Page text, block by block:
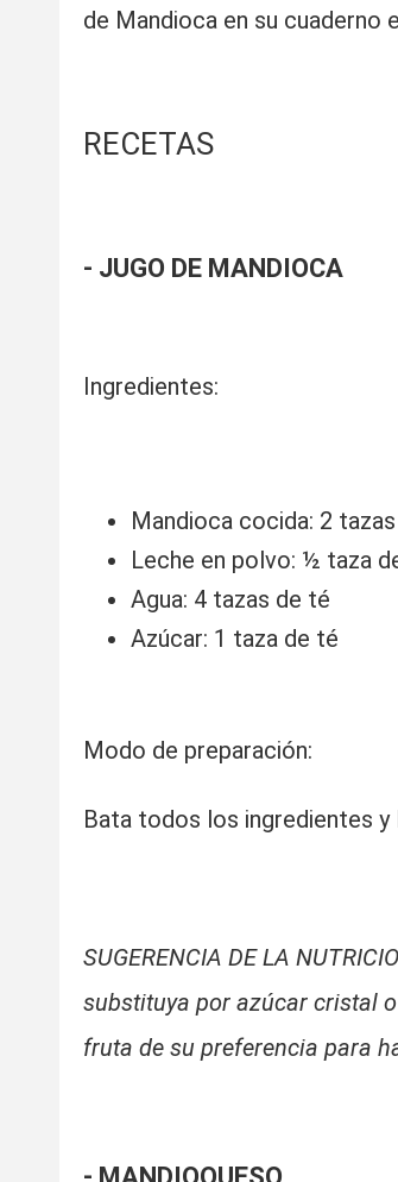
de Mandioca en su cuaderno
RECETAS
- JUGO DE MANDIOCA
Ingredientes:
Mandioca cocida: 2
Leche en polvo: ½ taza
Agua: 4 tazas de té
Azúcar: 1 taza de té
Modo de preparación:
Bata todos los ingredientes y
SUGERENCIA DE LA
substituya por azúcar cristal
fruta de su preferencia para